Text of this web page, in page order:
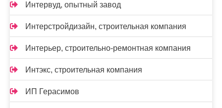
Интервуд, опытный завод
Интерстройдизайн, строительная компания
Интерьер, строительно-ремонтная компания
Интэкс, строительная компания
ИП Герасимов